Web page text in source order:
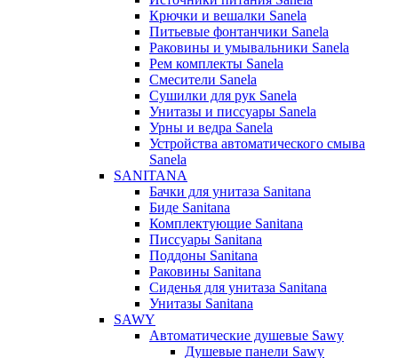
Крючки и вешалки Sanela
Питьевые фонтанчики Sanela
Раковины и умывальники Sanela
Рем комплекты Sanela
Смесители Sanela
Сушилки для рук Sanela
Унитазы и писсуары Sanela
Урны и ведра Sanela
Устройства автоматического смыва
Sanela
SANITANA
Бачки для унитаза Sanitana
Биде Sanitana
Комплектующие Sanitana
Писсуары Sanitana
Поддоны Sanitana
Раковины Sanitana
Сиденья для унитаза Sanitana
Унитазы Sanitana
SAWY
Автоматические душевые Sawy
Душевые панели Sawy